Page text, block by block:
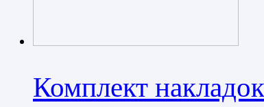
Комплект